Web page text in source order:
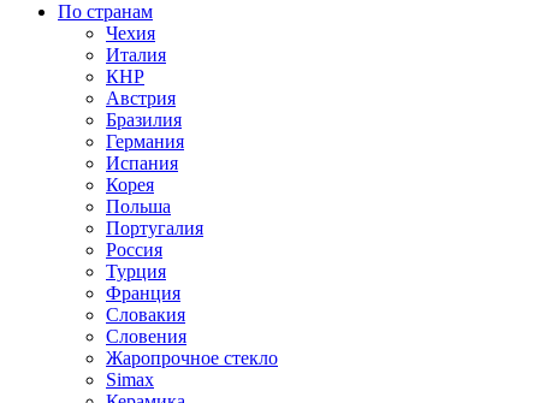
По странам
Чехия
Италия
КНР
Австрия
Бразилия
Германия
Испания
Корея
Польша
Португалия
Россия
Турция
Франция
Словакия
Словения
Жаропрочное стекло
Simax